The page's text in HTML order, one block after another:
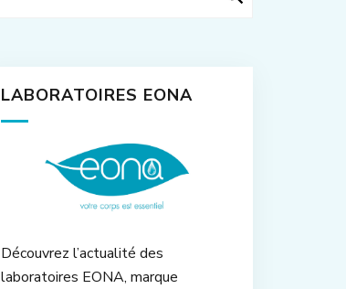
LABORATOIRES EONA
Découvrez l’actualité des
laboratoires EONA, marque